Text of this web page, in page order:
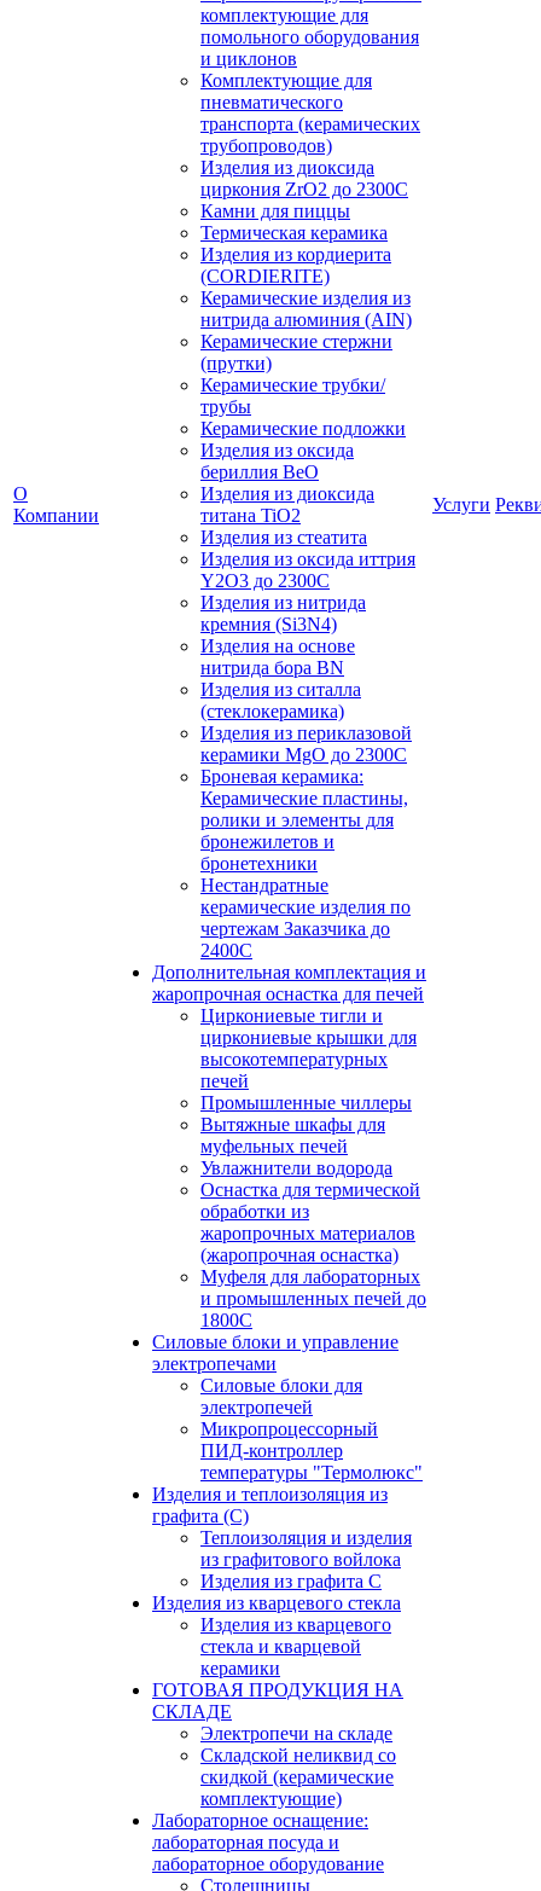
О
Компании
комплектующие для
помольного оборудования
и циклонов
Комплектующие для
пневматического
транспорта (керамических
трубопроводов)
Изделия из диоксида
циркония ZrO2 до 2300С
Камни для пиццы
Термическая керамика
Изделия из кордиерита
(CORDIERITE)
Керамические изделия из
нитрида алюминия (AIN)
Керамические стержни
(прутки)
Керамические трубки/
трубы
Керамические подложки
Изделия из оксида
бериллия BeO
Изделия из диоксида
титана TiO2
Изделия из стеатита
Изделия из оксида иттрия
Y2O3 до 2300С
Изделия из нитрида
кремния (Si3N4)
Изделия на основе
нитрида бора BN
Изделия из ситалла
(стеклокерамика)
Изделия из периклазовой
керамики MgO до 2300С
Броневая керамика:
Керамические пластины,
ролики и элементы для
бронежилетов и
бронетехники
Нестандратные
керамические изделия по
чертежам Заказчика до
2400С
Дополнительная комплектация и
жаропрочная оснастка для печей
Циркониевые тигли и
циркониевые крышки для
высокотемпературных
печей
Промышленные чиллеры
Вытяжные шкафы для
муфельных печей
Увлажнители водорода
Оснастка для термической
обработки из
жаропрочных материалов
(жаропрочная оснастка)
Муфеля для лабораторных
и промышленных печей до
1800С
Силовые блоки и управление
электропечами
Силовые блоки для
электропечей
Микропроцессорный
ПИД-контроллер
температуры "Термолюкс"
Изделия и теплоизоляция из
графита (С)
Теплоизоляция и изделия
из графитового войлока
Изделия из графита С
Изделия из кварцевого стекла
Изделия из кварцевого
стекла и кварцевой
керамики
ГОТОВАЯ ПРОДУКЦИЯ НА
СКЛАДЕ
Электропечи на складе
Складской неликвид со
скидкой (керамические
комплектующие)
Лабораторное оснащение:
лабораторная посуда и
лабораторное оборудование
Столешницы
Услуги